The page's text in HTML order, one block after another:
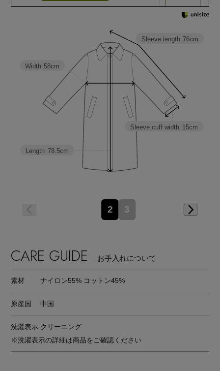
Sleeve cuff width 15cm
Sleeve length 76cm
Length 78.5cm
Width 58cm
2 3
CARE GUIDE お手入れについて
素材 ナイロン55% コットン45%
原産国 中国
洗濯表示 クリーニング
※洗濯表示の詳細は商品をご確認ください